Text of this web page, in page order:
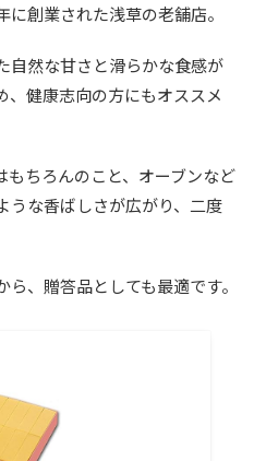
に創業された浅草の老舗店。
自然な甘さと滑らかな食感が
、健康志向の方にもオススメ
もちろんのこと、オーブンなど
うな香ばしさが広がり、二度
、贈答品としても最適です。